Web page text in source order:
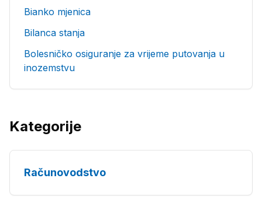
Bianko mjenica
Bilanca stanja
Bolesničko osiguranje za vrijeme putovanja u
inozemstvu
Kategorije
Računovodstvo